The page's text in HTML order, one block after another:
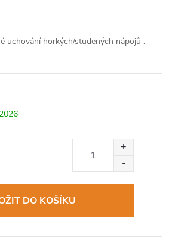
uchování horkých/studených nápojů .
DO KOŠÍKU